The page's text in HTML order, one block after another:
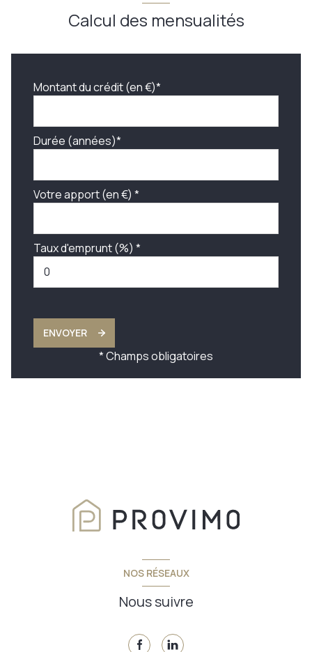
Calcul des mensualités
Montant du crédit (en €)*
Durée (années)*
Votre apport (en €) *
Taux d'emprunt (%) *
ENVOYER
* Champs obligatoires
NOS RÉSEAUX
Nous suivre